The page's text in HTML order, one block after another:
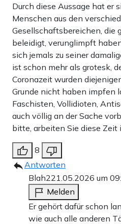
Durch diese Aussage hat er
Menschen aus den
Gesellschaftsbereichen, die
beleidigt, verunglimpft
sich jemals zu seiner
ist schon mehr als grotesk,
Coronazeit wurden
Grunde nicht haben impfen
Faschisten, Vollidioten,
auch völlig an der Sache
bitte, arbeiten Sie diese Zeit
8
Antworten
Blah221.05.2026 um
Melden
Er gehört dafür schon
wie auch alle anderen